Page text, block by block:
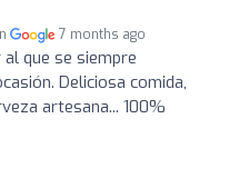
7 months ago
que se siempre
Deliciosa comida,
artesana... 100%